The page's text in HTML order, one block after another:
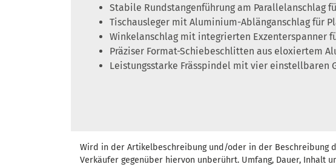
Stabile Rundstangenführung am Parallelanschlag
Tischausleger mit Aluminium-Ablänganschlag für
Winkelanschlag mit integrierten Exzenterspanner
Präziser Format-Schiebeschlitten aus eloxiertem
Leistungsstarke Frässpindel mit vier einstellbaren
Wird in der Artikelbeschreibung und/oder in der Beschreibung
Verkäufer gegenüber hiervon unberührt. Umfang, Dauer, Inhalt